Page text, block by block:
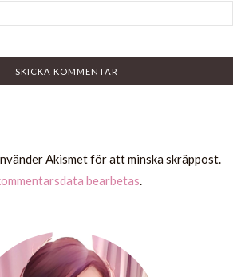
Akismet för att minska skräppost.
bearbetas.